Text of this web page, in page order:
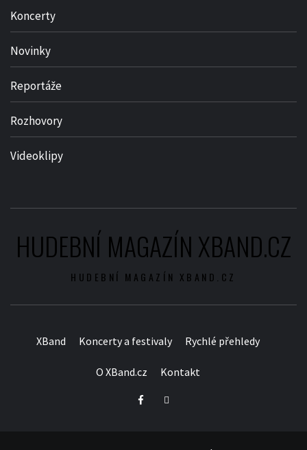
Koncerty
Novinky
Reportáže
Rozhovory
Videoklipy
HUDEBNÍ MAGAZÍN XBAND.CZ
HUDEBNÍ MAGAZÍN XBAND.CZ
XBand Koncerty a festivaly Rychlé přehledy
O XBand.cz Kontakt
FacebookTwitter